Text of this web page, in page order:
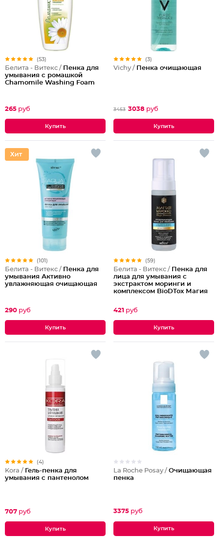
(53)
Белита - Витекс / Пенка для
умывания с ромашкой
Chamomile Washing Foam
265 руб
(3)
Vichy / Пенка очищающая
3453 3038 руб
(101)
Белита - Витекс / Пенка для
умывания Активно
увлажняющая очищающая
290 руб
(59)
Белита - Витекс / Пенка для
лица для умывания с
экстрактом моринги и
комплексом BioDTox Магия
421 руб
(4)
Kora / Гель-пенка для
умывания с пантенолом
707 руб
La Roche Posay / Очищающая
пенка
3375 руб